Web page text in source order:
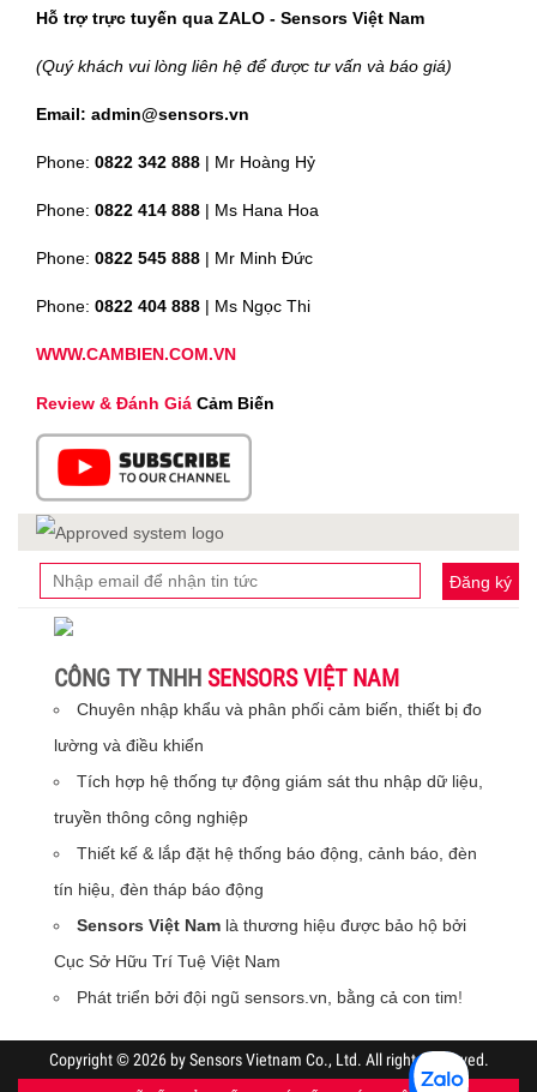
Hỗ trợ trực tuyến qua ZALO - Sensors Việt Nam
(Quý khách vui lòng liên hệ để được tư vấn và báo giá)
Email: admin@sensors.vn
Phone: 0822 342 888 | Mr Hoàng Hỷ
Phone: 0822 414 888 | Ms Hana Hoa
Phone: 0822 545 888 | Mr Minh Đức
Phone: 0822 404 888 | Ms Ngọc Thi
WWW.CAMBIEN.COM.VN
Review & Đánh Giá Cảm Biến
Đăng ký
CÔNG TY TNHH SENSORS VIỆT NAM
Chuyên nhập khẩu và phân phối cảm biến, thiết bị đo
lường và điều khiển
Tích hợp hệ thống tự động giám sát thu nhập dữ liệu,
truyền thông công nghiệp
Thiết kế & lắp đặt hệ thống báo động, cảnh báo, đèn
tín hiệu, đèn tháp báo động
Sensors Việt Nam là thương hiệu được bảo hộ bởi
Cục Sở Hữu Trí Tuệ Việt Nam
Phát triển bởi đội ngũ sensors.vn, bằng cả con tim!
Copyright © 2026 by Sensors Vietnam Co., Ltd. All rights reserved.